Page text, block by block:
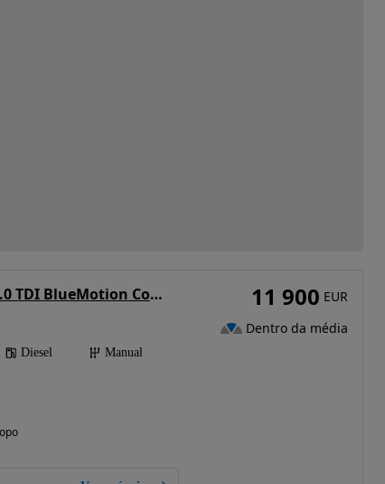
VW Passat Variant 2.0 TDI BlueMotion Comfortline
Diesel
Manual
11 900 EUR
Dentro da média